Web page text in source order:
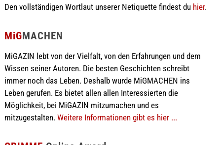
Den vollständigen Wortlaut unserer Netiquette findest du hier.
MiGMACHEN
MiGAZIN lebt von der Vielfalt, von den Erfahrungen und dem
Wissen seiner Autoren. Die besten Geschichten schreibt
immer noch das Leben. Deshalb wurde MiGMACHEN ins
Leben gerufen. Es bietet allen allen Interessierten die
Möglichkeit, bei MiGAZIN mitzumachen und es
mitzugestalten. Weitere Informationen gibt es hier ...